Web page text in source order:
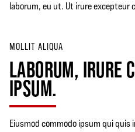
laborum, eu ut. Ut irure excepteur
MOLLIT ALIQUA
LABORUM, IRURE
IPSUM.
Eiusmod commodo ipsum qui quis